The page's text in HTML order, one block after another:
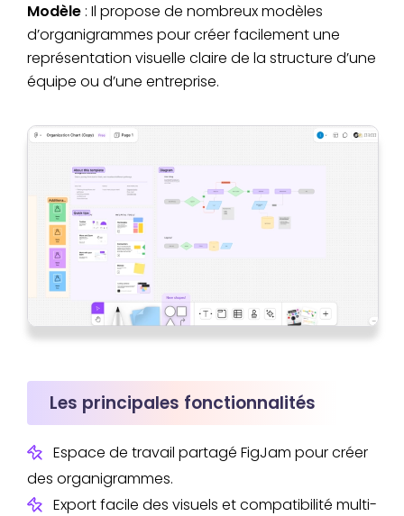
Modèle : Il propose de nombreux modèles
d’organigrammes pour créer facilement une
représentation visuelle claire de la structure d’une
équipe ou d’une entreprise.
Les principales fonctionnalités
Espace de travail partagé FigJam pour créer
des organigrammes.
Export facile des visuels et compatibilité multi-